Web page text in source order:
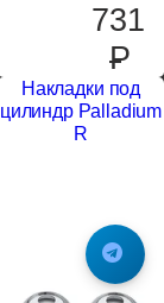
731
P
Накладки под
цилиндр Palladium
R